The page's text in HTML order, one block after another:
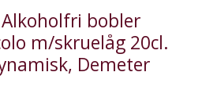
Alkoholfri bobler
m/skruelåg 20cl.
Demeter